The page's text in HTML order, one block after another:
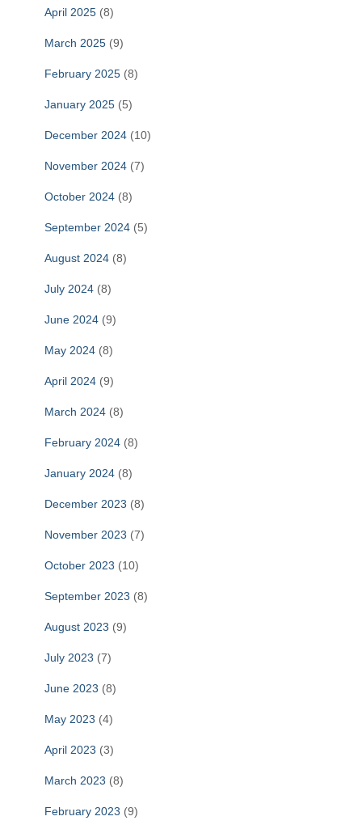
April 2025 (8)
March 2025 (9)
February 2025 (8)
January 2025 (5)
December 2024 (10)
November 2024 (7)
October 2024 (8)
September 2024 (5)
August 2024 (8)
July 2024 (8)
June 2024 (9)
May 2024 (8)
April 2024 (9)
March 2024 (8)
February 2024 (8)
January 2024 (8)
December 2023 (8)
November 2023 (7)
October 2023 (10)
September 2023 (8)
August 2023 (9)
July 2023 (7)
June 2023 (8)
May 2023 (4)
April 2023 (3)
March 2023 (8)
February 2023 (9)